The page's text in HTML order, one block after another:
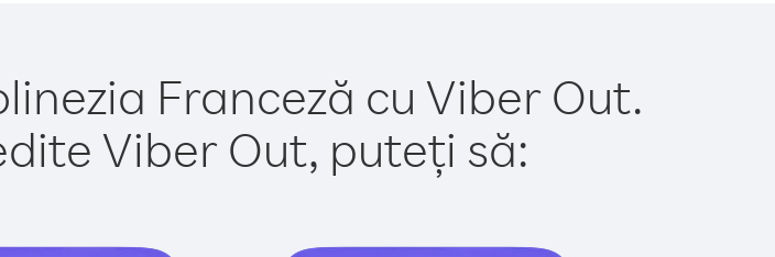
Franceză cu Viber Out.
Viber Out, puteți să: